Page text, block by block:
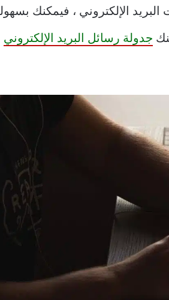
جدولة رسائل البريد الإلكتروني